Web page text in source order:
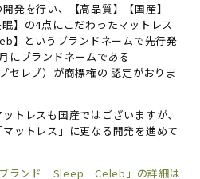
発を行い、【高品質】【国産】
】の4点にこだわったマットレス
というブランドネームで先行発
にブランドネームである
レブ）が商標権の 認定がおりま
トレスも国産ではございますが、
ットレス」に更なる開発を進めて
ランド「Sleep Celeb」の詳細は